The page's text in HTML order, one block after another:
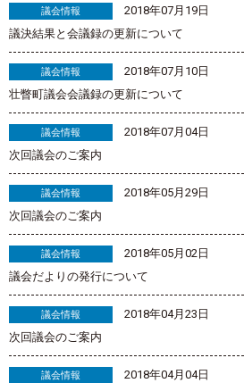
議会情報
2018年07月19日
議決結果と会議録の更新について
議会情報
2018年07月10日
壮瞥町議会会議録の更新について
議会情報
2018年07月04日
次回議会のご案内
議会情報
2018年05月29日
次回議会のご案内
議会情報
2018年05月02日
議会だよりの発行について
議会情報
2018年04月23日
次回議会のご案内
議会情報
2018年04月04日